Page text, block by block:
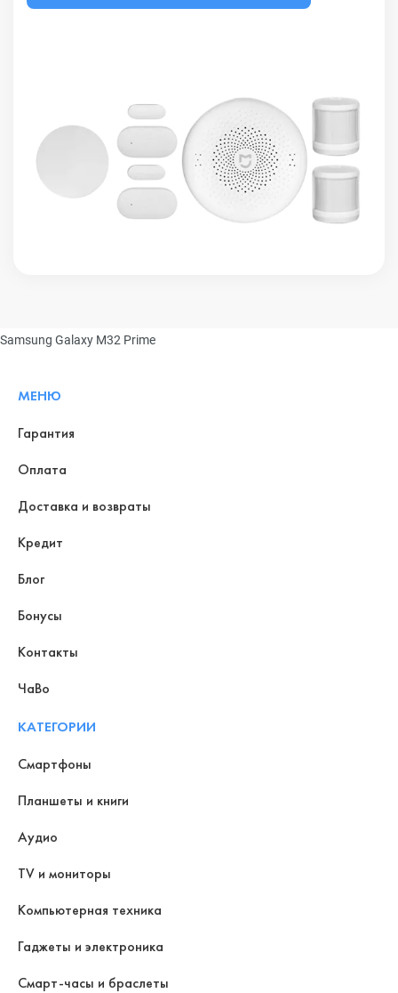
Samsung Galaxy M32 Prime
МЕНЮ
Гарантия
Оплата
Доставка и возвраты
Кредит
Блог
Бонусы
Контакты
ЧаВо
КАТЕГОРИИ
Смартфоны
Планшеты и книги
Аудио
TV и мониторы
Компьютерная техника
Гаджеты и электроника
Смарт-часы и браслеты